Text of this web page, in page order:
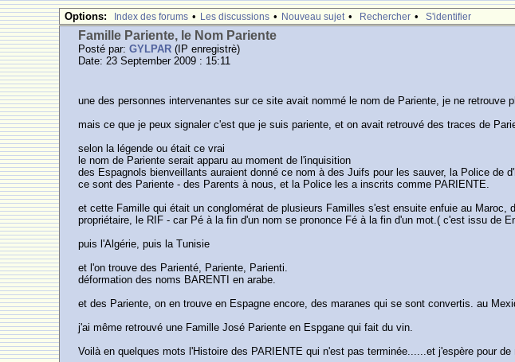
Options: Index des forums • Les discussions • Nouveau sujet • Rechercher • S'identifier
Famille Pariente, le Nom Pariente
Posté par:GYLPAR (IP enregistrè)
Date: 23 September 2009 : 15:11
une des personnes intervenantes sur ce site avait nommé le nom de Pariente, je ne retrouve
mais ce que je peux signaler c'est que je suis pariente, et on avait retrouvé des traces de
selon la légende ou était ce vrai
le nom de Pariente serait apparu au moment de l'inquisition
des Espagnols bienveillants auraient donné ce nom à des Juifs pour les sauver, la Police de
ce sont des Pariente - des Parents à nous, et la Police les a inscrits comme PARIENTE.
et cette Famille qui était un conglomérat de plusieurs Familles s'est ensuite enfuie au
propriétaire, le RIF - car Pé à la fin d'un nom se prononce Fé à la fin d'un mot.( c'est issu de
puis l'Algérie, puis la Tunisie
et l'on trouve des Parienté, Pariente, Parienti.
déformation des noms BARENTI en arabe.
et des Pariente, on en trouve en Espagne encore, des maranes qui se sont convertis. au
j'ai même retrouvé une Famille José Pariente en Espgane qui fait du vin.
Voilà en quelques mots l'Histoire des PARIENTE qui n'est pas terminée......et j'espère pour de